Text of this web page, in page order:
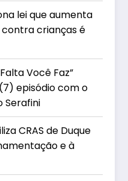
lei que aumenta
contra crianças é
Você Faz”
episódio com o
Serafini
CRAS de Duque
e à